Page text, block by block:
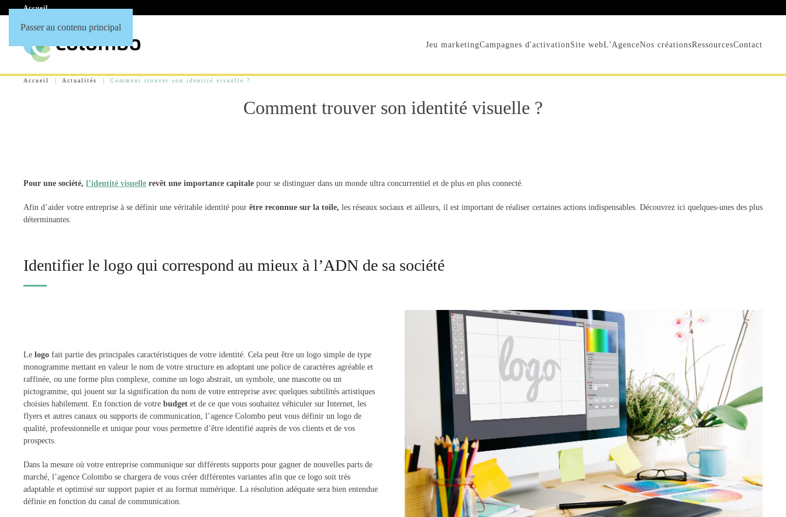
Passer au contenu principal
Accueil
Jeu marketingCampagnes d'activation Site webL'AgenceNos créationsRessourcesContact
Accueil Actualités Comment trouver son identité visuelle ?
Comment trouver son identité visuelle ?
Pour une société, l’identité visuelle revêt une importance capitale pour se distinguer dans un monde ultra concurrentiel et de plus en plus connecté.
Afin d’aider votre entreprise à se définir une véritable identité pour être reconnue sur la toile, les réseaux sociaux et ailleurs, il est important de réaliser certaines actions indispensables. Découvrez ici quelques-unes des plus
déterminantes.
Identifier le logo qui correspond au mieux à l’ADN de sa société
Le logo fait partie des principales caractéristiques de votre identité. Cela peut être un logo simple de type
monogramme mettant en valeur le nom de votre structure en adoptant une police de caractères agréable et
raffinée, ou une forme plus complexe, comme un logo abstrait, un symbole, une mascotte ou un
pictogramme, qui jouent sur la signification du nom de votre entreprise avec quelques subtilités artistiques
choisies habilement. En fonction de votre budget et de ce que vous souhaitez véhiculer sur Internet, les
flyers et autres canaux ou supports de communication, l’agence Colombo peut vous définir un logo de
qualité, professionnelle et unique pour vous permettre d’être identifié auprès de vos clients et de vos
prospects.
Dans la mesure où votre entreprise communique sur différents supports pour gagner de nouvelles parts de
marché, l’agence Colombo se chargera de vous créer différentes variantes afin que ce logo soit très
adaptable et optimisé sur support papier et au format numérique. La résolution adéquate sera bien entendue
définie en fonction du canal de communication.